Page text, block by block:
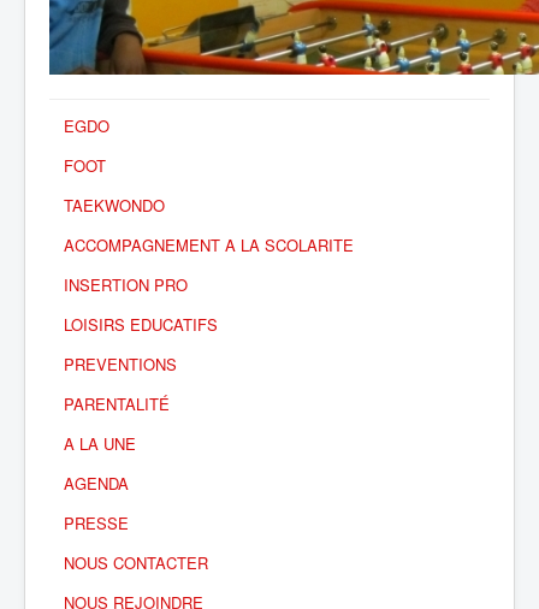
EGDO
FOOT
TAEKWONDO
ACCOMPAGNEMENT A LA SCOLARITE
INSERTION PRO
LOISIRS EDUCATIFS
PREVENTIONS
PARENTALITÉ
A LA UNE
AGENDA
PRESSE
NOUS CONTACTER
NOUS REJOINDRE